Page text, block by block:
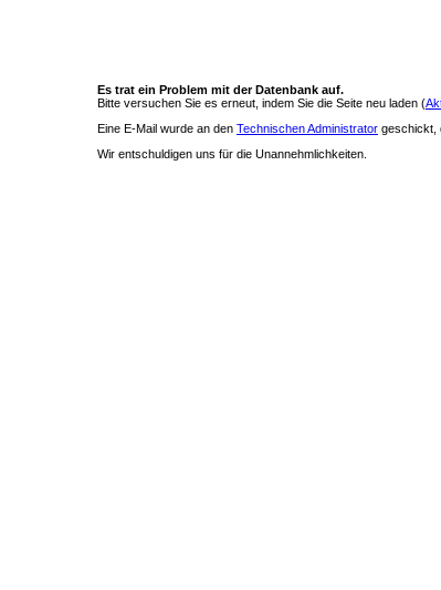
Es trat ein Problem mit der Datenbank auf.
Bitte versuchen Sie es erneut, indem Sie die Seite neu laden (
Eine E-Mail wurde an den Technischen Administrator geschickt,
Wir entschuldigen uns für die Unannehmlichkeiten.